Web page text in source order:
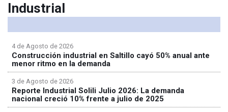
Industrial
4 de Agosto de 2026
Construcción industrial en Saltillo cayó 50% anual ante
menor ritmo en la demanda
3 de Agosto de 2026
Reporte Industrial Solili Julio 2026: La demanda
nacional creció 10% frente a julio de 2025